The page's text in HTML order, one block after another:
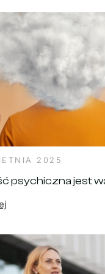
2025
psychiczna jest